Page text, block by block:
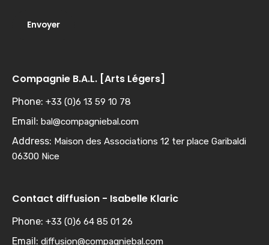
Compagnie B.A.L. [Arts Légers]
Phone: +33 (0)6 13 59 10 78
Email: bal@compagniebal.com
Address: Maison des Associations 12 ter place Garibaldi
06300 Nice
Contact diffusion - Isabelle Klaric
Phone: +33 (0)6 64 85 01 26
Email: diffusion@compagniebal.com